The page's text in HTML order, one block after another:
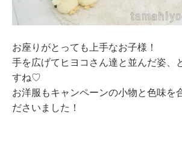
お座りがとっても上手なお子様！
手を広げてヒヨコさん達と並んだ姿、
すね♡
お洋服もキャンペーンの小物と色味を
ださいました！